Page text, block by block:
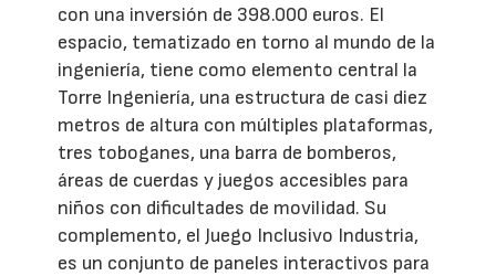
con una inversión de 398.000 euros. El
espacio, tematizado en torno al mundo de la
ingeniería, tiene como elemento central la
Torre Ingeniería, una estructura de casi diez
metros de altura con múltiples plataformas,
tres toboganes, una barra de bomberos,
áreas de cuerdas y juegos accesibles para
niños con dificultades de movilidad. Su
complemento, el Juego Inclusivo Industria,
es un conjunto de paneles interactivos para